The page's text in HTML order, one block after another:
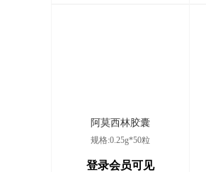
有限责任公司
宜宾康萍诊所有限公司
阿莫西林胶囊
规格:0.25g*50粒
登录会员可见